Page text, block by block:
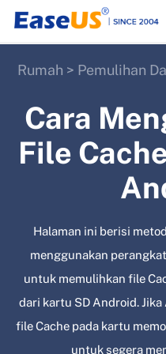
Rumah > Pemulihan
Cara
File
Halaman ini berisi
menggunakan
untuk memulihkan file
dari kartu SD Android.
file Cache pada kartu
untuk segera